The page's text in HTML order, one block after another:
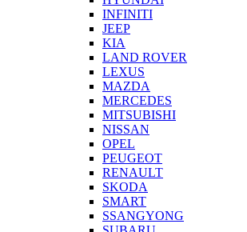
INFINITI
JEEP
KIA
LAND ROVER
LEXUS
MAZDA
MERCEDES
MITSUBISHI
NISSAN
OPEL
PEUGEOT
RENAULT
SKODA
SMART
SSANGYONG